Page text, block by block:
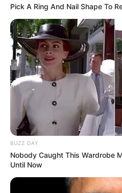
Pick A Ring And Nail Shape To
BUZZ DAY
Nobody Caught This Wardrobe
Until Now